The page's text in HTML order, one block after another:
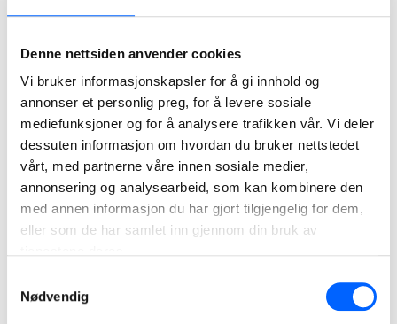
Denne nettsiden anvender cookies
Vi bruker informasjonskapsler for å gi innhold og
annonser et personlig preg, for å levere sosiale
mediefunksjoner og for å analysere trafikken vår. Vi deler
dessuten informasjon om hvordan du bruker nettstedet
vårt, med partnerne våre innen sosiale medier,
annonsering og analysearbeid, som kan kombinere den
med annen informasjon du har gjort tilgjengelig for dem,
eller som de har samlet inn gjennom din bruk av
Nødvendig
underbygning av strekningen Drammen stasjon
kompleksitet i forhold til planlegging, logistikk og
koordinering av en rekke tekniske fag